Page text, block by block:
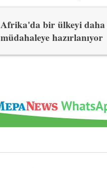
Afrika'da bir ülkeyi daha
müdahaleye hazırlanıyor